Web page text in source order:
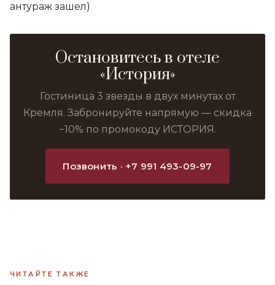
антураж зашел)
Остановитесь в отеле
«История»
Гостиница 3 звезды в двух минутах от
Кремля. Забронируйте напрямую — скидка
−10% по промокоду ИСТОРИЯ.
Позвонить · +7 991 493-09-97
ЧИТАЙТЕ ТАКЖЕ